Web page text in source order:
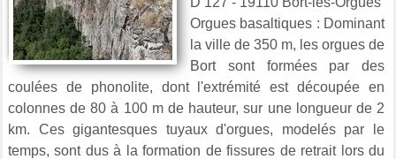
Orgues basaltiques : Dominant
la ville de 350 m, les orgues de
Bort sont formées par des
coulées de phonolite, dont l'extrémité est découpée en
colonnes de 80 à 100 m de hauteur, sur une longueur de 2
km. Ces gigantesques tuyaux d'orgues, modelés par le
temps, sont dus à la formation de fissures de retrait lors du